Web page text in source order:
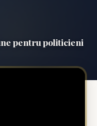
pentru politicieni